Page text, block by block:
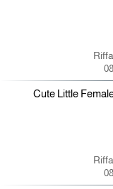
Cute Little